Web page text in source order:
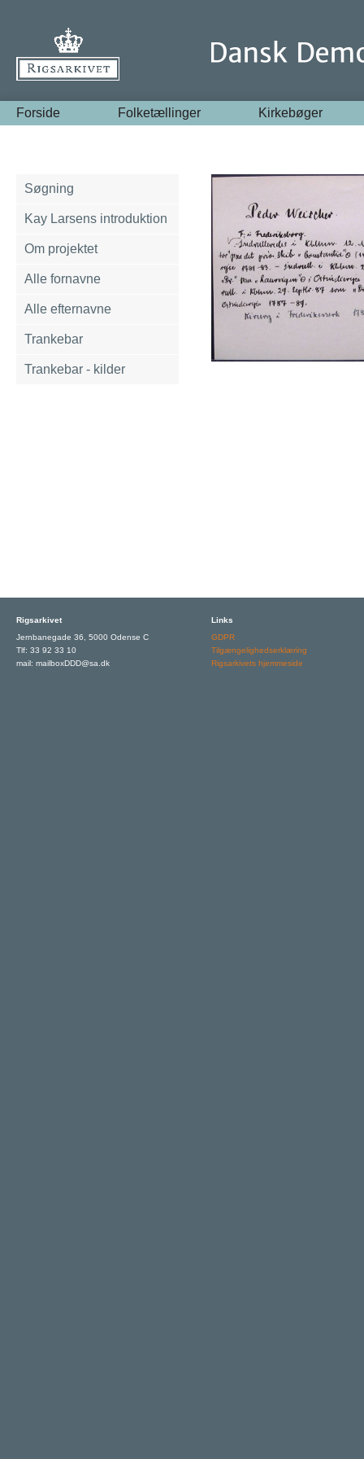
Forside Folketællinger Kirkebøger
Søgning
Kay Larsens introduktion
Om projektet
Alle fornavne
Alle efternavne
Trankebar
Trankebar - kilder
Rigsarkivet
Jernbanegade 36, 5000 Odense C
Tlf: 33 92 33 10
mail: mailboxDDD@sa.dk
Links
GDPR
Tilgængelighedserklæring
Rigsarkivets hjemmeside